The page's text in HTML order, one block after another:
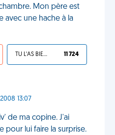
Mon père est
avec une hache à la
TU L'AS BIEN MÉRITÉ 11 724
13:07
de ma copine. J'ai
pour lui faire la surprise.